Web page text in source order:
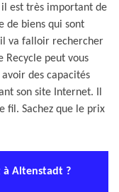
est très important de
de biens qui sont
va falloir rechercher
Recycle peut vous
des capacités
son site Internet. Il
fil. Sachez que le prix
Altenstadt ?